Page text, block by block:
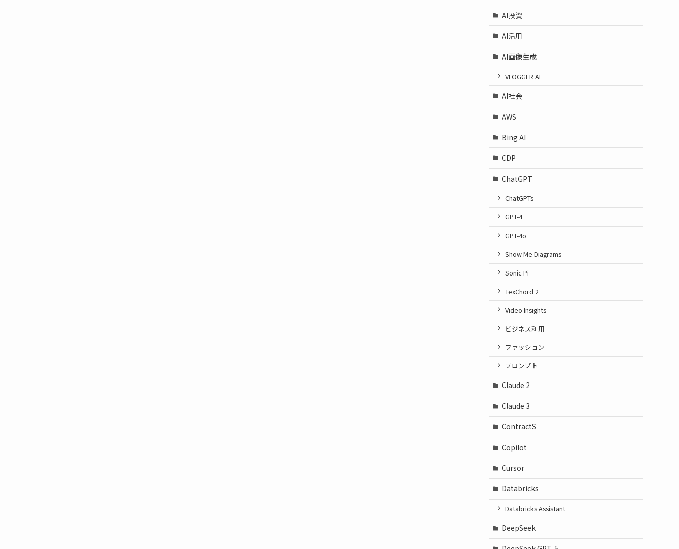
AI投資
AI活用
AI画像生成
VLOGGER AI
AI社会
AWS
Bing AI
CDP
ChatGPT
ChatGPTs
GPT-4
GPT-4o
Show Me Diagrams
Sonic Pi
TexChord 2
Video Insights
ビジネス利用
ファッション
プロンプト
Claude 2
Claude 3
ContractS
Copilot
Cursor
Databricks
Databricks Assistant
DeepSeek